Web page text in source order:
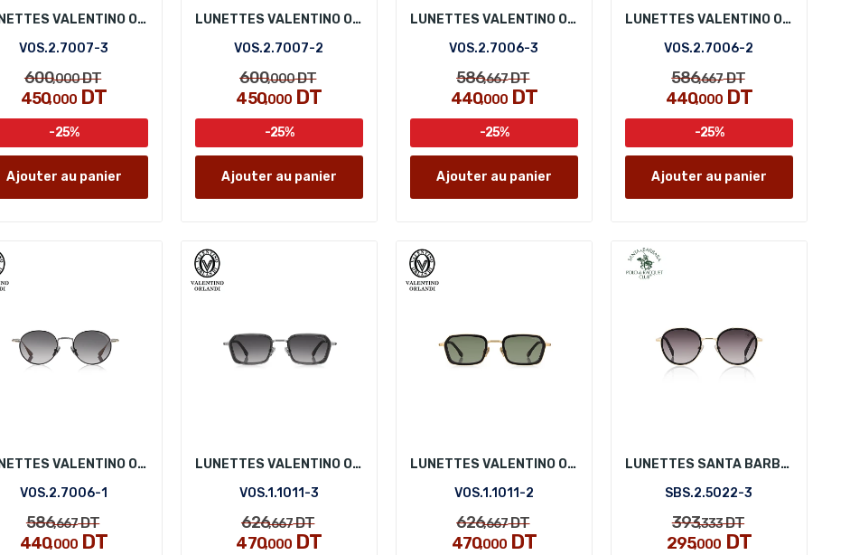
LUNETTES VALENTINO ORLANDI VOS.2.7007-3
VOS.2.7007-3
600,000DT
450,000DT
-25%
Ajouter au panier
LUNETTES VALENTINO ORLANDI VOS.2.7007-2
VOS.2.7007-2
600,000DT
450,000DT
-25%
Ajouter au panier
LUNETTES VALENTINO ORLANDI VOS.2.7006-3
VOS.2.7006-3
586,667DT
440,000DT
-25%
Ajouter au panier
LUNETTES VALENTINO ORLANDI VOS.2.7006-2
VOS.2.7006-2
586,667DT
440,000 DT
-25%
Ajouter au panier
LUNETTES VALENTINO ORLANDI VOS.2.7006-1
VOS.2.7006-1
586,667DT
440,000DT
LUNETTES VALENTINO ORLANDI VOS.1.1011-3
VOS.1.1011-3
626,667DT
470,000DT
LUNETTES VALENTINO ORLANDI VOS.1.1011-2
VOS.1.1011-2
626,667DT
470,000DT
LUNETTES SANTA BARBARA POLO SBS.2.5022-3
SBS.2.5022-3
393,333DT
295,000 DT